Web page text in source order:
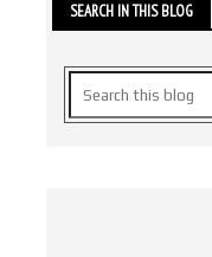
SEARCH IN THIS BLOG